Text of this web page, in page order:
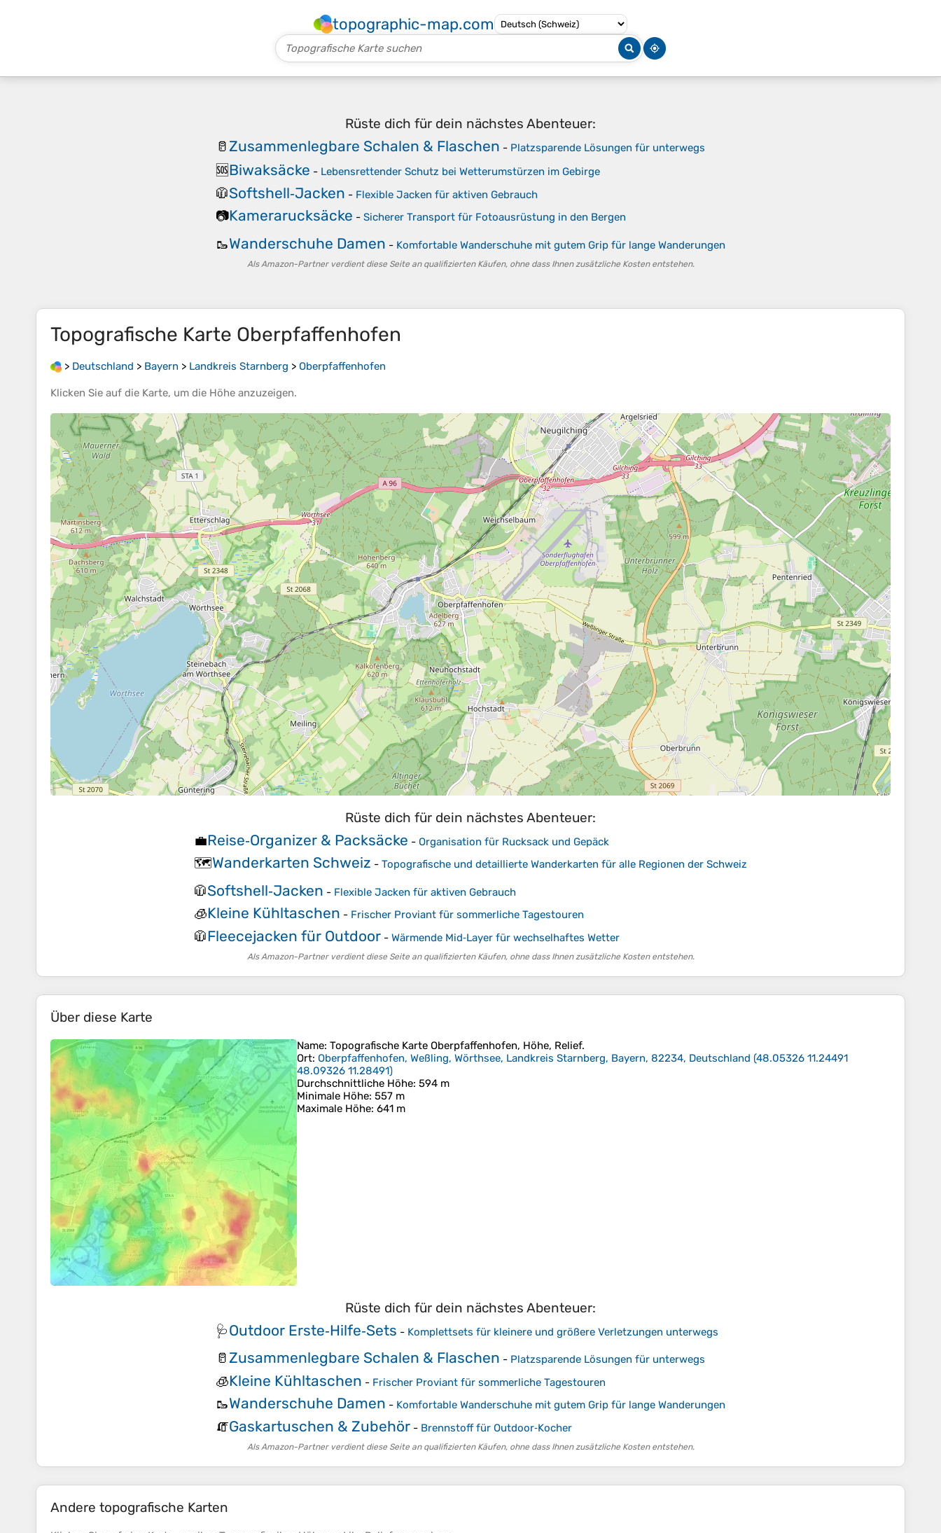
topographic-map.com
Rüste dich für dein nächstes Abenteuer:
🥛 Zusammenlegbare Schalen & Flaschen - Platzsparende Lösungen für unterwegs
🆘Biwaksäcke - Lebensrettender Schutz bei Wetterumstürzen im Gebirge
🧥Softshell‑Jacken - Flexible Jacken für aktiven Gebrauch
📷Kamerarucksäcke - Sicherer Transport für Fotoausrüstung in den Bergen
🥾Wanderschuhe Damen - Komfortable Wanderschuhe mit gutem Grip für lange Wanderungen
Als Amazon-Partner verdient diese Seite an qualifizierten Käufen, ohne dass Ihnen zusätzliche Kosten entstehen.
Topografische Karte Oberpfaffenhofen
> Deutschland > Bayern > Landkreis Starnberg > Oberpfaffenhofen
Klicken Sie auf die Karte, um die Höhe anzuzeigen.
Rüste dich für dein nächstes Abenteuer:
💼Reise‑Organizer & Packsäcke - Organisation für Rucksack und Gepäck
🗺️Wanderkarten Schweiz - Topografische und detaillierte Wanderkarten für alle Regionen der Schweiz
🧥Softshell‑Jacken - Flexible Jacken für aktiven Gebrauch
🧊Kleine Kühltaschen - Frischer Proviant für sommerliche Tagestouren
🧥Fleecejacken für Outdoor - Wärmende Mid‑Layer für wechselhaftes Wetter
Als Amazon-Partner verdient diese Seite an qualifizierten Käufen, ohne dass Ihnen zusätzliche Kosten entstehen.
Über diese Karte
Name: Topografische Karte Oberpfaffenhofen, Höhe, Relief.
Ort: Oberpfaffenhofen, Weßling, Wörthsee, Landkreis Starnberg, Bayern, 82234, Deutschland (48.05326 11.24491
48.09326 11.28491)
Durchschnittliche Höhe: 594 m
Minimale Höhe: 557 m
Maximale Höhe: 641 m
Rüste dich für dein nächstes Abenteuer:
🩺Outdoor Erste‑Hilfe‑Sets - Komplettsets für kleinere und größere Verletzungen unterwegs
🥛Zusammenlegbare Schalen & Flaschen - Platzsparende Lösungen für unterwegs
🧊Kleine Kühltaschen - Frischer Proviant für sommerliche Tagestouren
🥾Wanderschuhe Damen - Komfortable Wanderschuhe mit gutem Grip für lange Wanderungen
🧯Gaskartuschen & Zubehör - Brennstoff für Outdoor‑Kocher
Als Amazon-Partner verdient diese Seite an qualifizierten Käufen, ohne dass Ihnen zusätzliche Kosten entstehen.
Andere topografische Karten